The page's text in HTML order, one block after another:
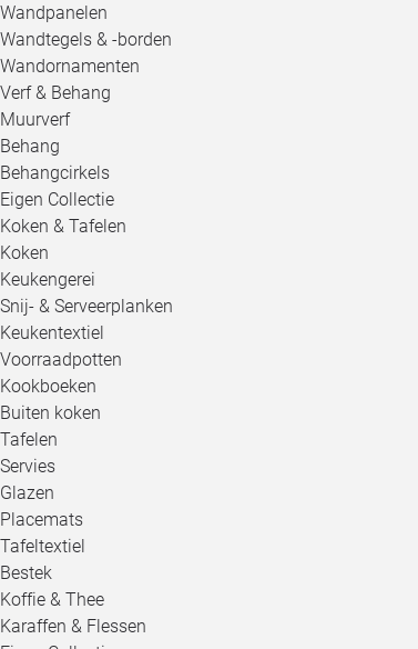
Wandpanelen
Wandtegels & -borden
Wandornamenten
Verf & Behang
Muurverf
Behang
Behangcirkels
Eigen Collectie
Koken & Tafelen
Koken
Keukengerei
Snij- & Serveerplanken
Keukentextiel
Voorraadpotten
Kookboeken
Buiten koken
Tafelen
Servies
Glazen
Placemats
Tafeltextiel
Bestek
Koffie & Thee
Karaffen & Flessen